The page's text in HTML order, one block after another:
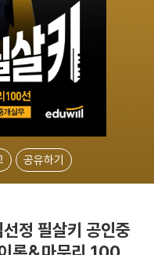
공유하기
정 필살키 공인중